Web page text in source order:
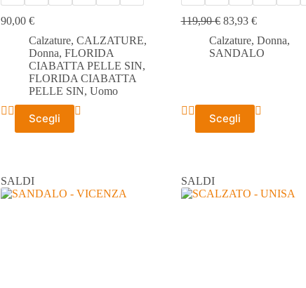
90,00€
Calzature,CALZATURE,
Donna,FLORIDA
CIABATTA PELLE SIN,
FLORIDA CIABATTA
PELLE SIN,Uomo
Scegli
Questo
prodotto
opzioni
possono
119,90€ 83,93 €
Calzature, Donna,
SANDALO
Scegli
Questo
prodotto
opzioni
possono
SALDI SALDI